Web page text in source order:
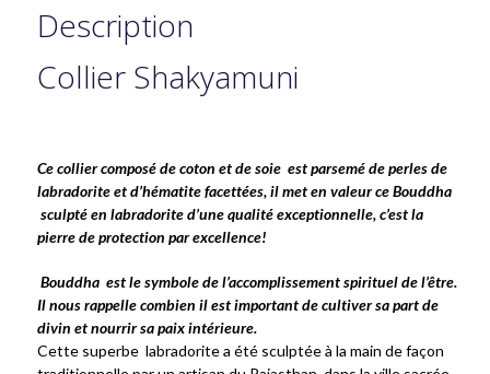
Description
Collier Shakyamuni
Ce collier composé de coton et de soie est parsemé de perles de
labradorite et d’hématite facettées, il met en valeur ce Bouddha
sculpté en labradorite d’une qualité exceptionnelle, c’est la
pierre de protection par excellence!
Bouddha est le symbole de l’accomplissement spirituel de l’être.
Il nous rappelle combien il est important de cultiver sa part de
divin et nourrir sa paix intérieure.
Cette superbe labradorite a été sculptée à la main de façon